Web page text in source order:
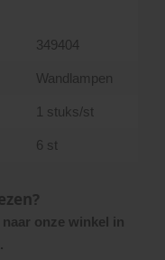
349404
Wandlampen
1 stuks/st
6 st
onze winkel in